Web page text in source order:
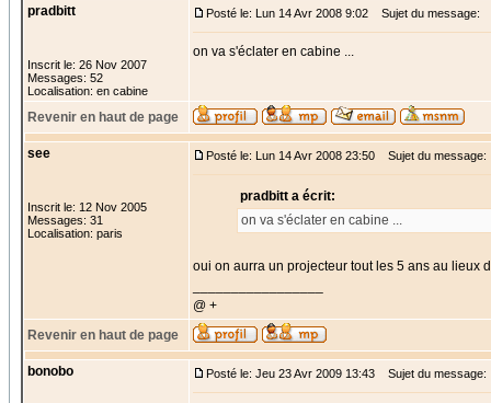
pradbitt
Inscrit le: 26 Nov 2007
Messages: 52
Localisation: en cabine
Posté le: Lun 14 Avr 2008 9:02 Sujet du message:
on va s'éclater en cabine ...
Revenir en haut de page
see
Inscrit le: 12 Nov 2005
Messages: 31
Localisation: paris
Posté le: Lun 14 Avr 2008 23:50 Sujet du message:
pradbitt a écrit:
on va s'éclater en cabine ...
oui on aurra un projecteur tout les 5 ans au lieux
@ +
Revenir en haut de page
bonobo Posté le: Jeu 23 Avr 2009 13:43 Sujet du message: